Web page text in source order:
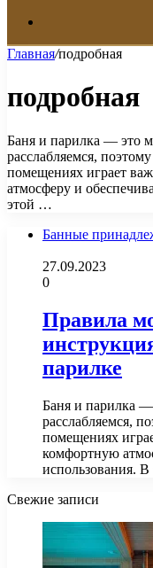
Главная/подробная
подробная
Баня и парилка — это
расслабляемся,
помещениях играет
атмосферу и
этой …
Банные
27.09.2023
0
Правила
парилке
Баня и парилка —
расслабляемся,
помещениях
комфортную
использования.
Свежие записи